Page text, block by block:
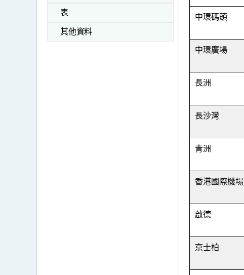
表
其他資料
中環碼頭
中環廣場
長洲
長沙灣
青洲
香港國際機場
啟德
京士柏